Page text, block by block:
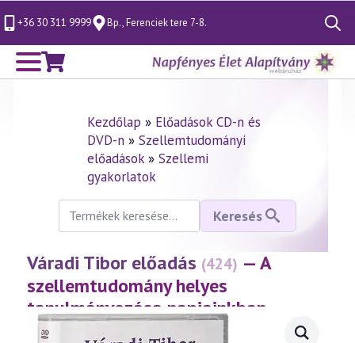
+36 30 311 9999 Bp., Ferenciek tere 7-8.
Search
for:
Kezdőlap » Előadások CD-n és
DVD-n» Szellemtudományi
előadások» Szellemi
gyakorlatok
Keresés
következőre:
Keresés
Váradi Tibor előadás (424) — A
szellemtudomány helyes
tanulmányozása napjainkban
(2006.09.23.)